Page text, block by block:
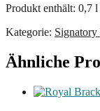
Produkt enthält: 0,7 l
Kategorie:
Ähnliche